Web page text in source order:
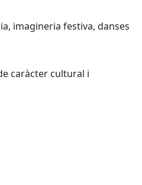
imagineria festiva, danses
caràcter cultural i